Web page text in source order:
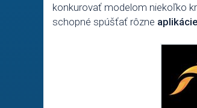
konkurovať modelom niekoľko
schopné spúšťať rôzne aplikácie